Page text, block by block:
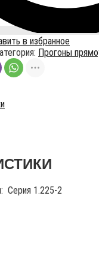
в избранное
Прогоны
Серия 1.225-2